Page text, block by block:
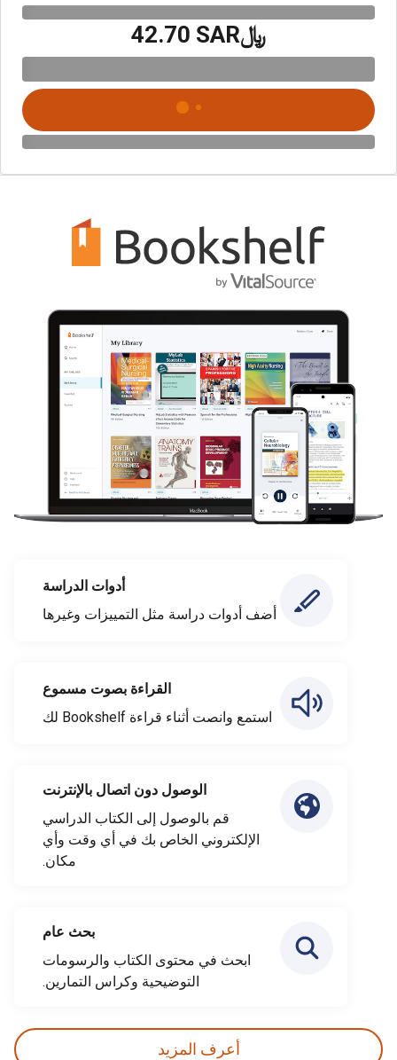
﷼‎42.70 SAR
أدوات الدراسة
أضف أدوات دراسة مثل التمييزات وغيرها
القراءة بصوت مسموع
استمع وانصت أثناء قراءة Bookshelf لك
الوصول دون اتصال بالإنترنت
قم بالوصول إلى الكتاب الدراسي
الإلكتروني الخاص بك في أي وقت وأي
مكان.
بحث عام
ابحث في محتوى الكتاب والرسومات
التوضيحية وكراس التمارين.
أعرف المزيد